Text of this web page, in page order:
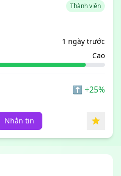
Thành viên
1 ngày trước
Cao
⬆ +25%
Nhắn tin